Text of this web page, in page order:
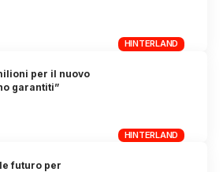
HINTERLAND
HINTERLAND
per il nuovo
garantiti”
futuro per